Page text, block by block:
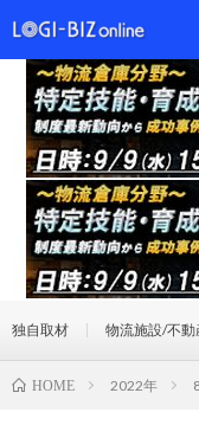
独自取材 物流施設/不動
HOME 2022年